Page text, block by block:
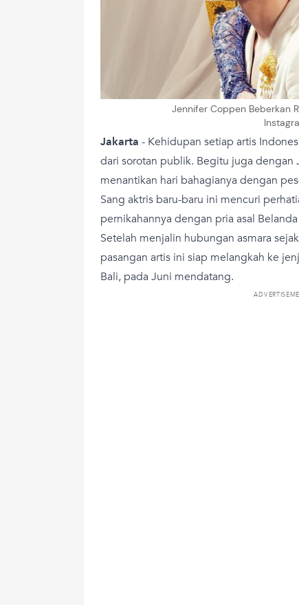
Jennifer Coppen Beberkan
Jakarta - Kehidupan setiap artis
dari sorotan publik. Begitu juga
menantikan hari bahagianya dengan
Sang aktris baru-baru ini mencuri
pernikahannya dengan pria asal
Setelah menjalin hubungan asmara
pasangan artis ini siap melangkah ke
Bali, pada Juni mendatang.